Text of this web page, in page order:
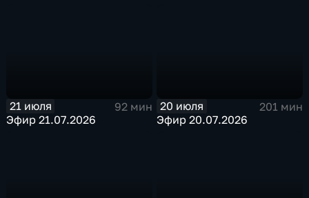
21 июля
92 мин
Эфир 21.07.2026
20 июля
201 мин
Эфир 20.07.2026